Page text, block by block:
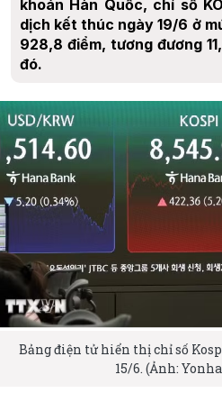
khoán Hàn Quốc, chỉ số
dịch kết thúc ngày 19/6 ở
928,8 điểm, tương đương
đó.
Bảng điện tử hiển thị chỉ số
15/6. (Ảnh: